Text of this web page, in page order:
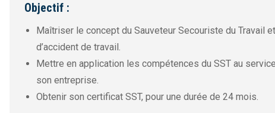
Objectif:
Maîtriser le concept du Sauveteur Secouriste du Travail
d’accident de travail.
Mettre en application les compétences du SST au
son entreprise.
Obtenir son certificat SST, pour une durée de 24 mois.